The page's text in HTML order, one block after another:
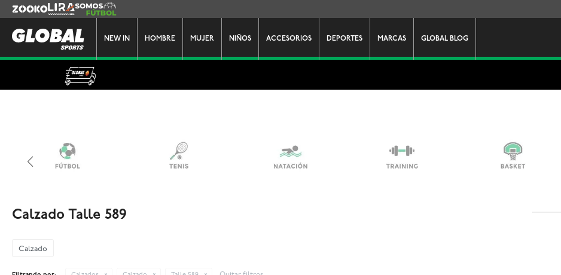
NEW IN HOMBRE MUJER NIÑOS ACCESORIOS DEPORTES MARCAS GLOBAL BLOG
Zooko Lira Somos Futbol
Calzado Talle 589
Calzado